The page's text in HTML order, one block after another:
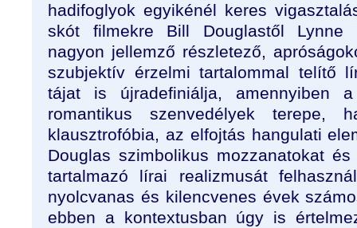
hadifoglyok egyikénél keres
skót filmekre Bill Douglastől Lynne
nagyon jellemző részletező,
szubjektív érzelmi tartalommal telítő
tájat is újradefiniálja,
romantikus szenvedélyek terepe,
klausztrofóbia, az elfojtás hangulati
Douglas szimbolikus mozzanatokat
tartalmazó lírai realizmusát
nyolcvanas és kilencvenes évek
ebben a kontextusban úgy is